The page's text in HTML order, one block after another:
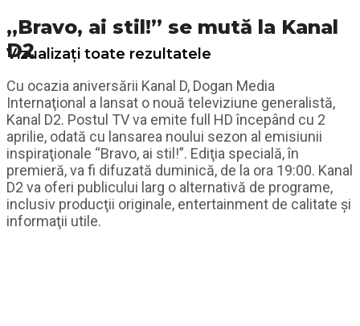
Vizualizați toate rezultatele
„Bravo, ai stil!” se mută la Kanal
D2
Cu ocazia aniversării Kanal D, Dogan Media
Internaţional a lansat o nouă televiziune generalistă,
Kanal D2. Postul TV va emite full HD începând cu 2
aprilie, odată cu lansarea noului sezon al emisiunii
inspiraţionale “Bravo, ai stil!”. Ediţia specială, în
premieră, va fi difuzată duminică, de la ora 19:00. Kanal
D2 va oferi publicului larg o alternativă de programe,
inclusiv producţii originale, entertainment de calitate şi
informaţii utile.